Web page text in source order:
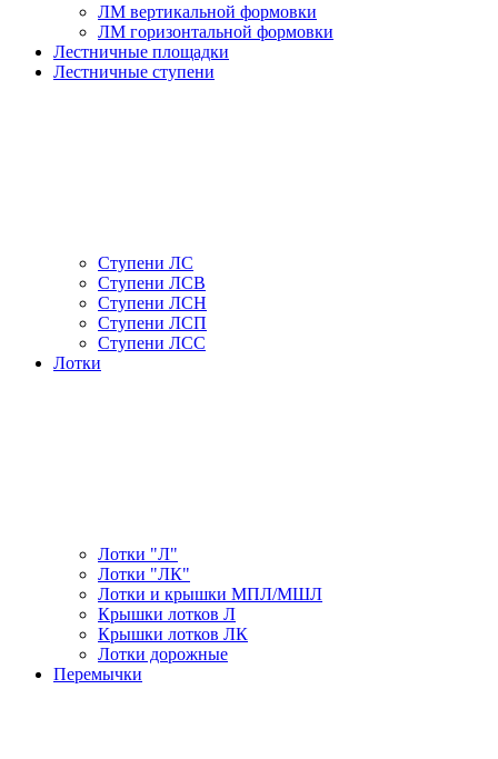
ЛМ вертикальной формовки
ЛМ горизонтальной формовки
Лестничные площадки
Лестничные ступени
Ступени ЛС
Ступени ЛСВ
Ступени ЛСН
Ступени ЛСП
Ступени ЛСС
Лотки
Лотки "Л"
Лотки "ЛК"
Лотки и крышки МПЛ/МШЛ
Крышки лотков Л
Крышки лотков ЛК
Лотки дорожные
Перемычки